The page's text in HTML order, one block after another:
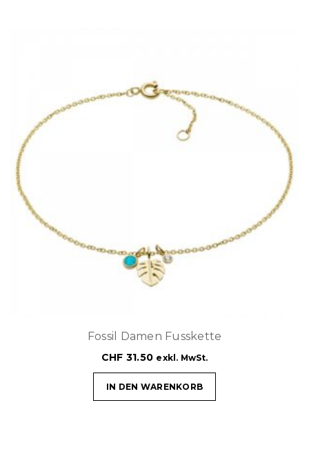
Fossil Damen Fusskette
CHF 31.50 exkl. MwSt.
IN DEN WARENKORB